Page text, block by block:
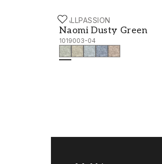
WALLPASSION
Naomi Dusty Green
1019003-04
Naomi Dusty Green -